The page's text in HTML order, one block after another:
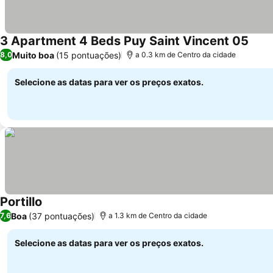
3 Apartment 4 Beds Puy Saint Vincent 05
8,0Muito boa (15 pontuações) a 0.3 km de Centro da cidade
Selecione as datas para ver os preços exatos.
Portillo
7,6Boa (37 pontuações) a 1.3 km de Centro da cidade
Selecione as datas para ver os preços exatos.